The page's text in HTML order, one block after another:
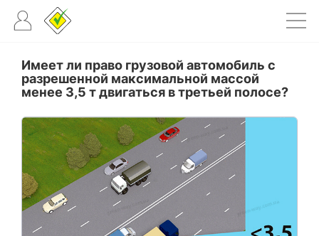
Имеет ли право грузовой автомобиль с
разрешенной максимальной массой
менее 3,5 т двигаться в третьей полосе?